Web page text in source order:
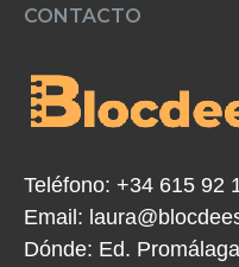
CONTACTO
Teléfono: +34 615 92
Email:
Dónde: Ed.